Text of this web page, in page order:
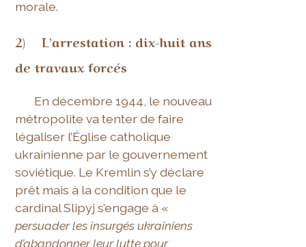
morale.
2) L’arrestation : dix-huit ans
de travaux forcés
En décembre 1944, le nouveau
métropolite va tenter de faire
légaliser l’Église catholique
ukrainienne par le gouvernement
soviétique. Le Kremlin s’y déclare
prêt mais à la condition que le
cardinal Slipyj s’engage à «
persuader les insurgés ukrainiens
d’abandonner leur lutte pour